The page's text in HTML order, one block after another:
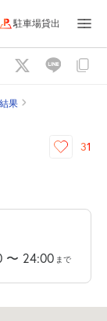
駐車場貸出
果
31
〜 24:00 まで